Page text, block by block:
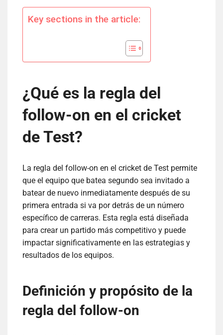
Key sections in the article:
¿Qué es la regla del
follow-on en el cricket
de Test?
La regla del follow-on en el cricket de Test permite
que el equipo que batea segundo sea invitado a
batear de nuevo inmediatamente después de su
primera entrada si va por detrás de un número
específico de carreras. Esta regla está diseñada
para crear un partido más competitivo y puede
impactar significativamente en las estrategias y
resultados de los equipos.
Definición y propósito de la
regla del follow-on